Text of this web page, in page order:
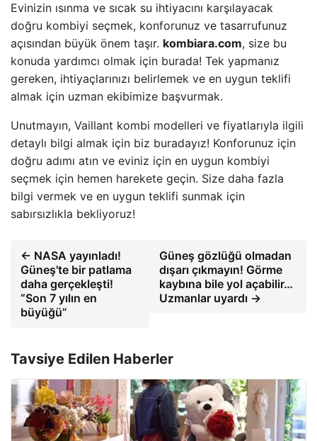
Evinizin ısınma ve sıcak su ihtiyacını karşılayacak
doğru kombiyi seçmek, konforunuz ve tasarrufunuz
açısından büyük önem taşır. kombiara.com, size bu
konuda yardımcı olmak için burada! Tek yapmanız
gereken, ihtiyaçlarınızı belirlemek ve en uygun teklifi
almak için uzman ekibimize başvurmak.
Unutmayın, Vaillant kombi modelleri ve fiyatlarıyla ilgili
detaylı bilgi almak için biz buradayız! Konforunuz için
doğru adımı atın ve eviniz için en uygun kombiyi
seçmek için hemen harekete geçin. Size daha fazla
bilgi vermek ve en uygun teklifi sunmak için
sabırsızlıkla bekliyoruz!
← NASA yayınladı!
Güneş'te bir patlama
daha gerçekleşti!
“Son 7 yılın en
büyüğü”
Güneş gözlüğü olmadan
dışarı çıkmayın! Görme
kaybına bile yol açabilir…
Uzmanlar uyardı →
Tavsiye Edilen Haberler